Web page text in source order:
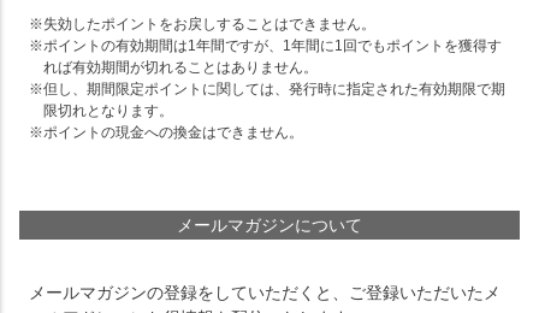
失効したポイントをお戻しすることはできません。
ポイントの有効期間は1年間ですが、1年間に1回でもポイントを獲得す
れば有効期間が切れることはありません。
但し、期間限定ポイントに関しては、発行時に指定された有効期限で期
限切れとなります。
ポイントの現金への換金はできません。
メールマガジンについて
メールマガジンの登録をしていただくと、ご登録いただいたメ